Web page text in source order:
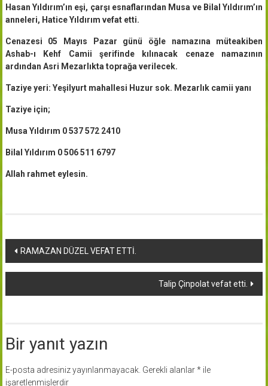
Hasan Yıldırım’ın eşi, çarşı esnaflarından Musa ve Bilal Yıldırım’ın
anneleri, Hatice Yıldırım vefat etti.
Cenazesi 05 Mayıs Pazar günü öğle namazına müteakiben
Ashab-ı Kehf Camii şerifinde kılınacak cenaze namazının
ardından Asri Mezarlıkta toprağa verilecek.
Taziye yeri: Yeşilyurt mahallesi Huzur sok. Mezarlık camii yanı
Taziye için;
Musa Yıldırım 0 537 572 2410
Bilal Yıldırım 0 506 511 6797
Allah rahmet eylesin.
Yazı
dolaşımı
RAMAZAN DÜZEL VEFAT ETTİ.
Talip Çinpolat vefat etti.
Bir yanıt yazın
E-posta adresiniz yayınlanmayacak. Gerekli alanlar*ile
işaretlenmişlerdir